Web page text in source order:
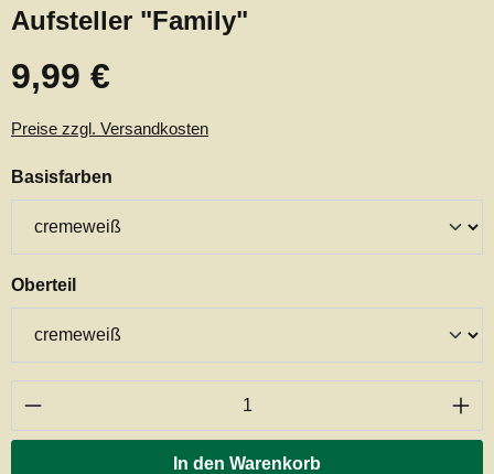
Aufsteller "Family"
Regulärer Preis:
9,99 €
Preise zzgl. Versandkosten
Basisfarben
Oberteilauswählen
Produkt Anzahl: Gib den gewünschten
In den Warenkorb